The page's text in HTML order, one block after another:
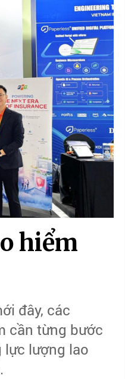
hiểm
đây, các
cần từng bước
lực lượng lao